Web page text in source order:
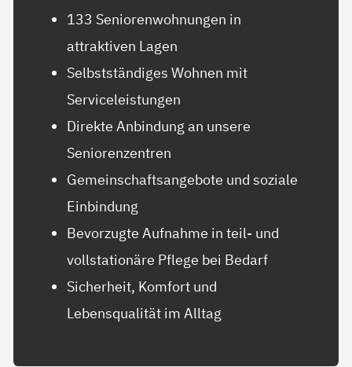
133 Seniorenwohnungen in
attraktiven Lagen
Selbstständiges Wohnen mit
Serviceleistungen
Direkte Anbindung an unsere
Seniorenzentren
Gemeinschaftsangebote und soziale
Einbindung
Bevorzugte Aufnahme in teil- und
vollstationäre Pflege bei Bedarf
Sicherheit, Komfort und
Lebensqualität im Alltag